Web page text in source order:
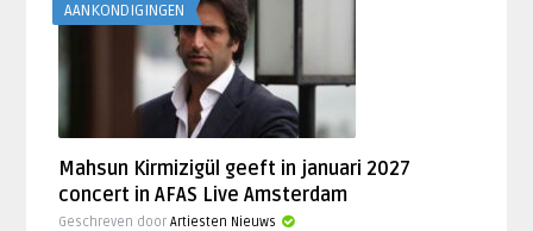
AANKONDIGINGEN
Mahsun Kirmizigül geeft in januari 2027
concert in AFAS Live Amsterdam
Geschreven doorArtiesten Nieuws